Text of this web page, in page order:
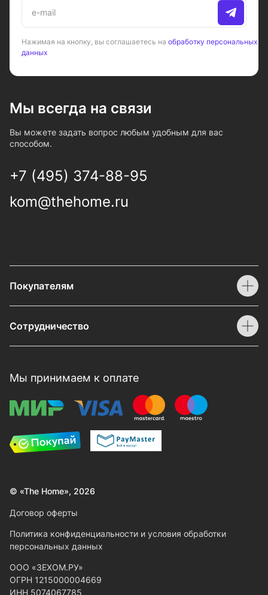
Нажимая на кнопку, вы соглашаетесь на обработку персональных
данных
Мы всегда на связи
Вы можете задать вопрос любым удобным для вас
способом.
+7 (495) 374-88-95
kom@thehome.ru
Покупателям
Сотрудничество
Мы принимаем к оплате
© «The Home», 2026
Договор оферты
Политика конфиденциальности и условия обработки
персональных данных
ООО «ЗЕХОМ.РУ»
ОГРН 1215000004669
ИНН 5074067785